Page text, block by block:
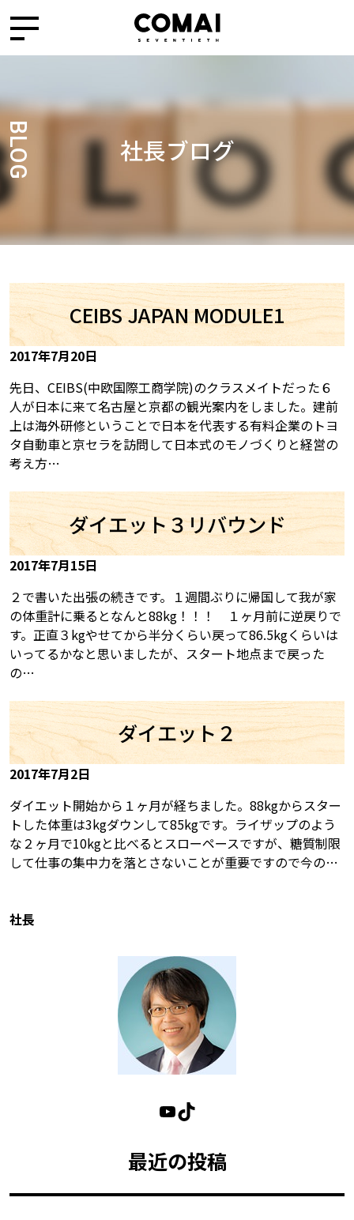
BLOG 社長ブログ
CEIBS JAPAN MODULE1
2017年7月20日
先日、CEIBS(中欧国際工商学院)のクラスメイトだった６
人が日本に来て名古屋と京都の観光案内をしました。建前
上は海外研修ということで日本を代表する有料企業のトヨ
タ自動車と京セラを訪問して日本式のモノづくりと経営の
考え方…
ダイエット３リバウンド
2017年7月15日
２で書いた出張の続きです。１週間ぶりに帰国して我が家
の体重計に乗るとなんと88kg！！！ １ヶ月前に逆戻りで
す。正直３kgやせてから半分くらい戻って86.5kgくらいは
いってるかなと思いましたが、スタート地点まで戻った
の…
ダイエット２
2017年7月2日
ダイエット開始から１ヶ月が経ちました。88kgからスター
トした体重は3kgダウンして85kgです。ライザップのよう
な２ヶ月で10kgと比べるとスローペースですが、糖質制限
して仕事の集中力を落とさないことが重要ですので今の…
社長
最近の投稿